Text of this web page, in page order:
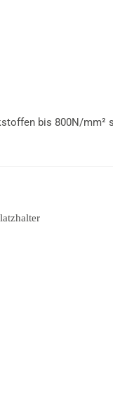
bis 800N/